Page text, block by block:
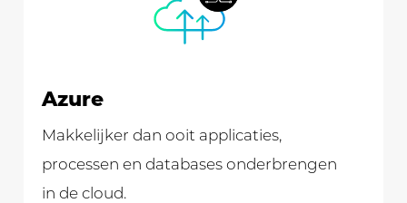
Azure
Makkelijker dan ooit applicaties,
processen en databases onderbrengen
in de cloud.